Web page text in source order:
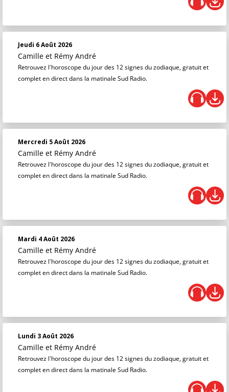
Jeudi 6 Août 2026
Camille et Rémy André
Retrouvez l'horoscope du jour des 12 signes du zodiaque, gratuit et
complet en direct dans la matinale Sud Radio.
Mercredi 5 Août 2026
Camille et Rémy André
Retrouvez l'horoscope du jour des 12 signes du zodiaque, gratuit et
complet en direct dans la matinale Sud Radio.
Mardi 4 Août 2026
Camille et Rémy André
Retrouvez l'horoscope du jour des 12 signes du zodiaque, gratuit et
complet en direct dans la matinale Sud Radio.
Lundi 3 Août 2026
Camille et Rémy André
Retrouvez l'horoscope du jour des 12 signes du zodiaque, gratuit et
complet en direct dans la matinale Sud Radio.